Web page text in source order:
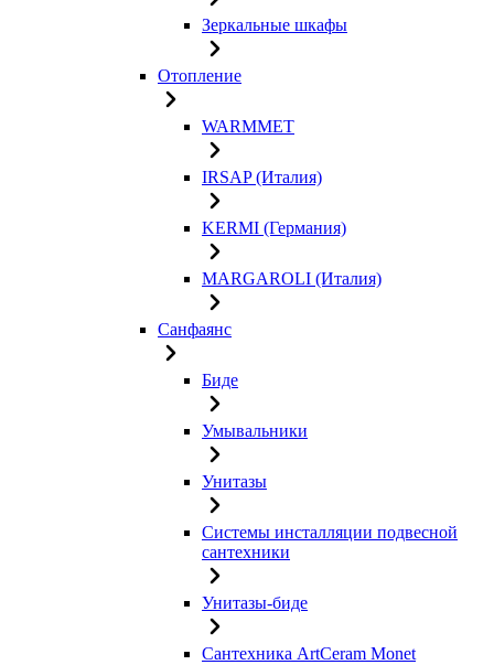
Зеркальные шкафы
Отопление
WARMMET
IRSAP (Италия)
KERMI (Германия)
MARGAROLI (Италия)
Санфаянс
Биде
Умывальники
Унитазы
Системы инсталляции подвесной
сантехники
Унитазы-биде
Сантехника ArtCeram Monet